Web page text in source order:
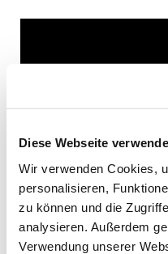
Diese Webseite
Wir verwenden Cookies,
personalisieren,
zu können und die
analysieren. Außerdem
Verwendung unserer
Dies